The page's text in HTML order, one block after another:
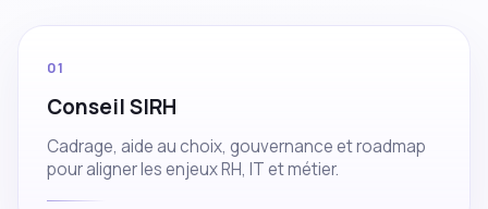
01
Conseil SIRH
Cadrage, aide au choix, gouvernance et roadmap
pour aligner les enjeux RH, IT et métier.